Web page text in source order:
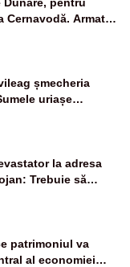
Cernavodă. Armata
devia apa
șmecheria
uriașe
la adresa
Trebuie să
nu șținem omaneii
patrimoniul va
al economiei